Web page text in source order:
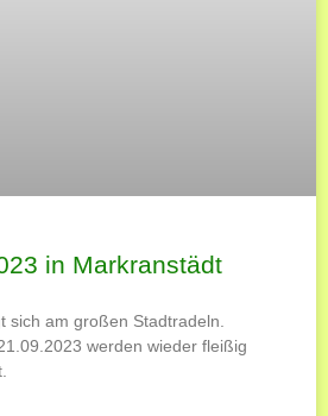
in Markranstädt
sich am großen Stadtradeln.
werden wieder fleißig